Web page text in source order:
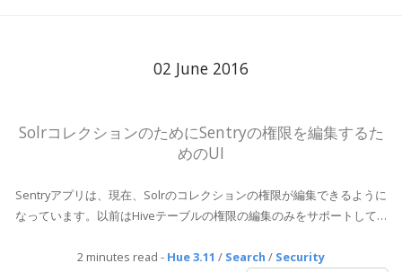
02 June 2016
SolrコレクションのためにSentryの権限を編集するた
めのUI
Sentryアプリは、現在、Solrのコレクションの権限が編集できるように
なっています。以前はHiveテーブルの権限の編集のみをサポートして…
2 minutes read - Hue 3.11 / Search / Security